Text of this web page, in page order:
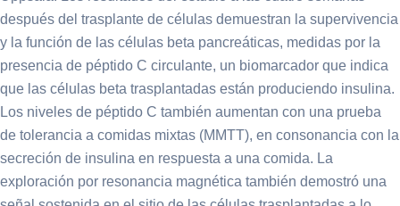
después del trasplante de células demuestran la supervivencia
y la función de las células beta pancreáticas, medidas por la
presencia de péptido C circulante, un biomarcador que indica
que las células beta trasplantadas están produciendo insulina.
Los niveles de péptido C también aumentan con una prueba
de tolerancia a comidas mixtas (MMTT), en consonancia con la
secreción de insulina en respuesta a una comida. La
exploración por resonancia magnética también demostró una